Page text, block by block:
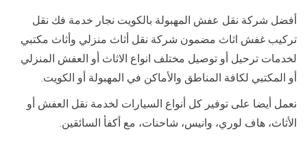
أفضل شركة نقل عفش المهبولة بالكويت نجار خدمة فك نقل
تركيب غفش اثاث مضمون شركة نقل أثاث منزلي وأثاث مكتبي
لخدمات ترحيل أو توصيل مختلف انواع الاثاث أو العفش المنزلي
أو المكتبي لكافة المناطق والأماكن في المهبولة أو الكويت.
نعمل أيضا على توفير كل أنواع السيارات لخدمة نقل العفش أو
الأثاث، هاف لوري، وانيس، شاحنات، مع أكفأ السائقين.